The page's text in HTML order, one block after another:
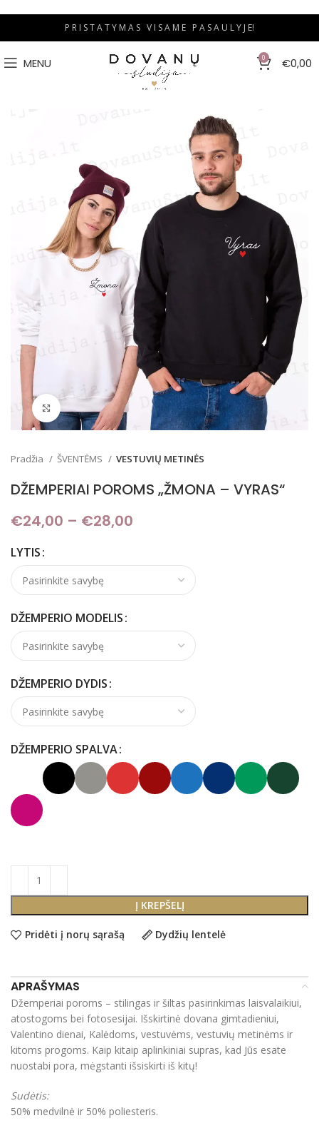
P R I S T A T Y M A S V I S A M E P A S A U L Y J E!
MENU 0 €0,00
Padidinti
Pradžia ŠVENTĖMS VESTUVIŲ METINĖS
DŽEMPERIAI POROMS „ŽMONA – VYRAS“
€24,00 – €28,00
LYTIS
DŽEMPERIO MODELIS
DŽEMPERIO DYDIS
DŽEMPERIO SPALVA
Į KREPŠELĮ
Pridėti į norų sąrašą Dydžių lentelė
APRAŠYMAS
Džemperiai poroms – stilingas ir šiltas pasirinkimas laisvalaikiui,
atostogoms bei fotosesijai. Išskirtinė dovana gimtadieniui,
Valentino dienai, Kalėdoms, vestuvėms, vestuvių metinėms ir
kitoms progoms. Kaip kitaip aplinkiniai supras, kad Jūs esate
nuostabi pora, mėgstanti išsiskirti iš kitų!
Sudėtis:
50% medvilnė ir 50% poliesteris.